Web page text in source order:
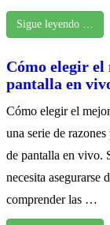
Sigue leyendo …
Cómo elegir
pantalla en
Cómo elegir el
una serie de
de pantalla en vivo.
necesita asegurarse
comprender las …